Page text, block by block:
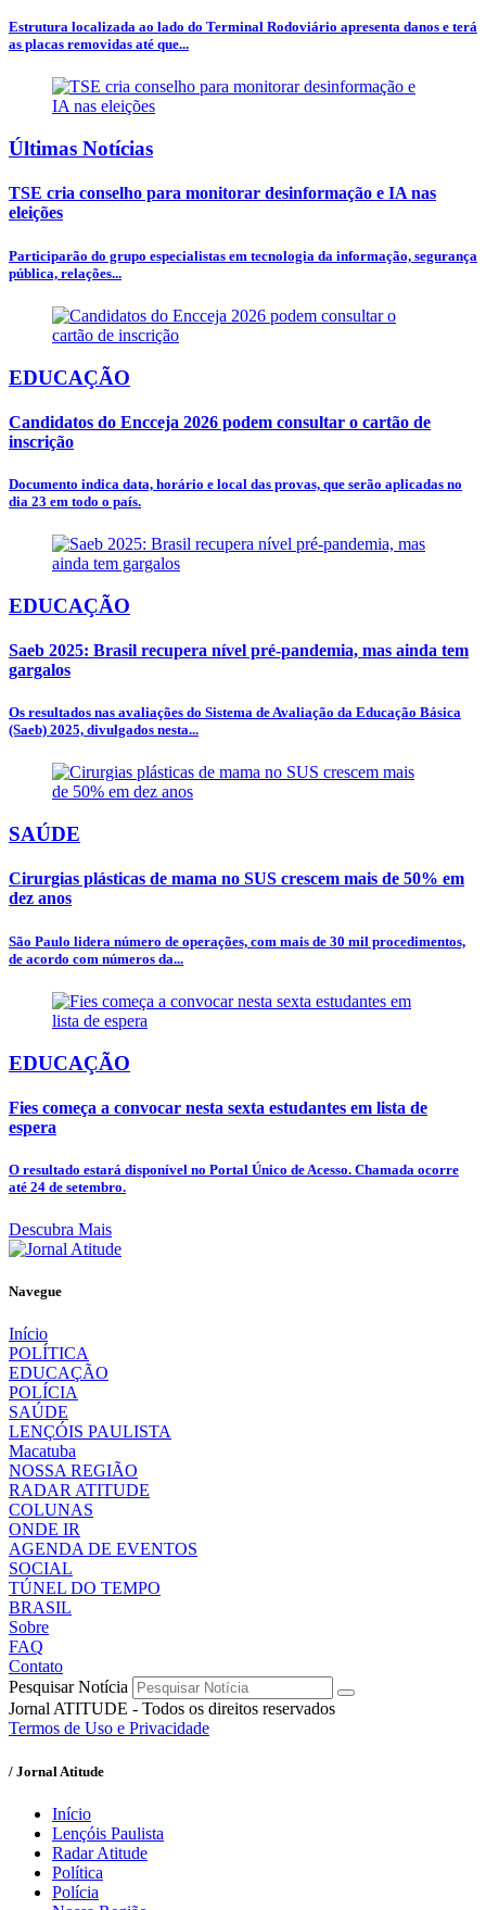
Estrutura localizada ao lado do Terminal Rodoviário apresenta danos e terá
as placas removidas até que...
Últimas Notícias
TSE cria conselho para monitorar desinformação e IA nas
eleições
Participarão do grupo especialistas em tecnologia da informação, segurança
pública, relações...
EDUCAÇÃO
Candidatos do Encceja 2026 podem consultar o cartão de
inscrição
Documento indica data, horário e local das provas, que serão aplicadas no
dia 23 em todo o país.
EDUCAÇÃO
Saeb 2025: Brasil recupera nível pré-pandemia, mas ainda tem
gargalos
Os resultados nas avaliações do Sistema de Avaliação da Educação Básica
(Saeb) 2025, divulgados nesta...
SAÚDE
Cirurgias plásticas de mama no SUS crescem mais de 50% em
dez anos
São Paulo lidera número de operações, com mais de 30 mil procedimentos,
de acordo com números da...
EDUCAÇÃO
Fies começa a convocar nesta sexta estudantes em lista de
espera
O resultado estará disponível no Portal Único de Acesso. Chamada ocorre
até 24 de setembro.
Descubra Mais
Navegue
Início
POLÍTICA
EDUCAÇÃO
POLÍCIA
SAÚDE
LENÇÓIS PAULISTA
Macatuba
NOSSA REGIÃO
RADAR ATITUDE
COLUNAS
ONDE IR
AGENDA DE EVENTOS
SOCIAL
TÚNEL DO TEMPO
BRASIL
Sobre
FAQ
Contato
Pesquisar Notícia
Jornal ATITUDE - Todos os direitos reservados
Termos de Uso e Privacidade
/ Jornal Atitude
Início
Lençóis Paulista
Radar Atitude
Política
Polícia